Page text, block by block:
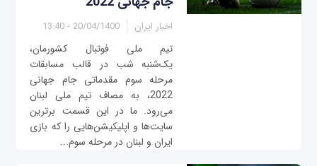
اخبار ایران 20/04/1400 - 13:40
تیم ملی فوتبال کشورمان،
یک‌شنبه شب در قالب مسابقات
مرحله سوم مقدماتی جام جهانی
2022، به مصاف تیم ملی لبنان
می‌رود. ما در این قسمت برترین
سایت‌ها و اپلیکیشن‌هایی را که بازی
ایران و لبنان در مرحله سوم...